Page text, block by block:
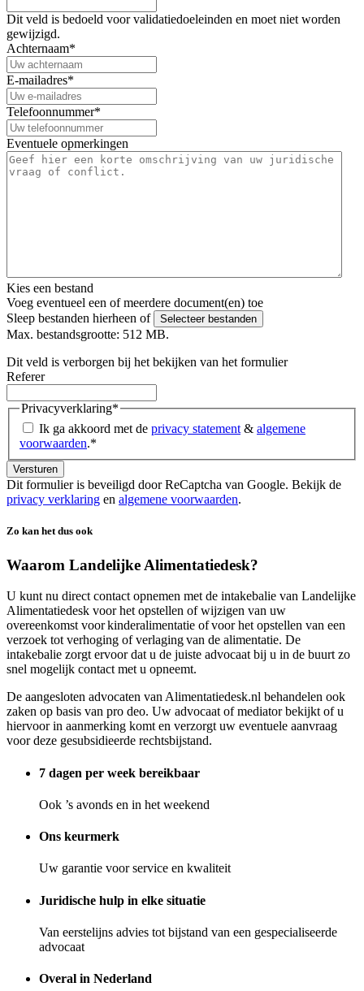
Dit veld is bedoeld voor validatiedoeleinden en moet niet worden
gewijzigd.
Achternaam*
E-mailadres*
Telefoonnummer*
Eventuele opmerkingen
Kies een bestand
Voeg eventueel een of meerdere document(en) toe
Sleep bestanden hierheen of
Selecteer bestanden
Max. bestandsgrootte: 512 MB.
Dit veld is verborgen bij het bekijken van het formulier
Referer
Privacyverklaring*
Ik ga akkoord met de privacy statement & algemene
voorwaarden.*
Dit formulier is beveiligd door ReCaptcha van Google. Bekijk de
privacy verklaring en algemene voorwaarden.
Zo kan het dus ook
Waarom Landelijke Alimentatiedesk?
U kunt nu direct contact opnemen met de intakebalie van Landelijke
Alimentatiedesk voor het opstellen of wijzigen van uw
overeenkomst voor kinderalimentatie of voor het opstellen van een
verzoek tot verhoging of verlaging van de alimentatie. De
intakebalie zorgt ervoor dat u de juiste advocaat bij u in de buurt zo
snel mogelijk contact met u opneemt.
De aangesloten advocaten van Alimentatiedesk.nl behandelen ook
zaken op basis van pro deo. Uw advocaat of mediator bekijkt of u
hiervoor in aanmerking komt en verzorgt uw eventuele aanvraag
voor deze gesubsidieerde rechtsbijstand.
7 dagen per week bereikbaar
Ook ’s avonds en in het weekend
Ons keurmerk
Uw garantie voor service en kwaliteit
Juridische hulp in elke situatie
Van eerstelijns advies tot bijstand van een gespecialiseerde
advocaat
Overal in Nederland